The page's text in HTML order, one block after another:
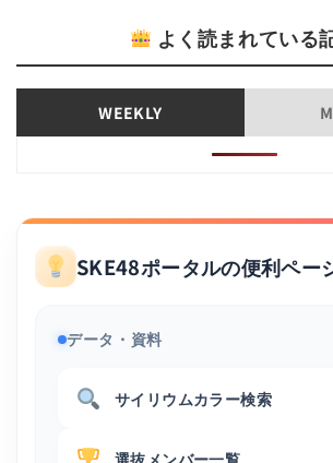
よく読まれている
WEEKLY
SKE48ポータルの便利ペー
データ・資料
サイリウムカラー検索
選抜メンバー一覧